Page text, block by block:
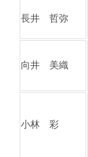
長井 哲弥
向井 美織
小林 彩